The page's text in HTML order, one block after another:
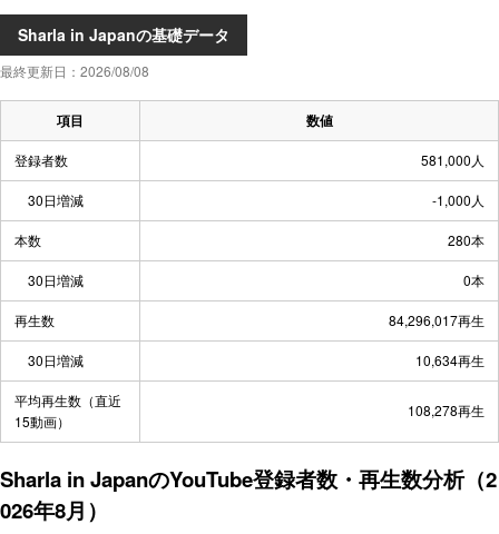
Sharla in Japanの基礎データ
最終更新日：2026/08/08
項目 数値
登録者数 581,000人
30日増減 -1,000人
本数 280本
30日増減 0本
再生数 84,296,017再生
30日増減 10,634再生
平均再生数（直近
15動画）
108,278再生
Sharla in JapanのYouTube登録者数・再生数分析（2
026年8月）